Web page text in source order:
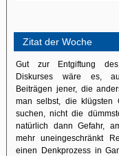
Zitat der Woche
Gut zur Entgiftung des
Diskurses wäre es,
Beiträgen jener, die
man selbst, die klügsten
suchen, nicht die
natürlich dann Gefahr,
mehr uneingeschränkt
einen Denkprozess in